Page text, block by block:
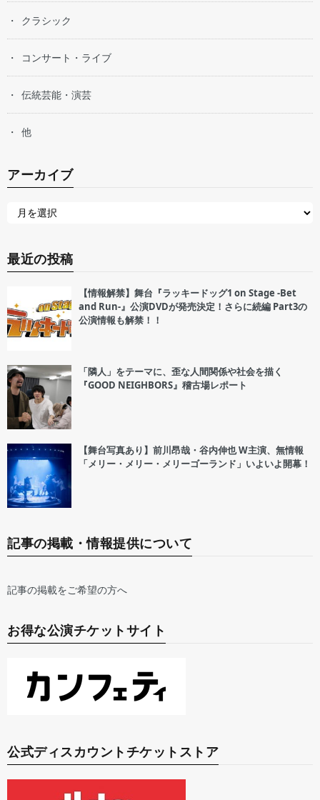
クラシック
コンサート・ライブ
伝統芸能・演芸
他
アーカイブ
最近の投稿
【情報解禁】舞台『ラッキードッグ1 on Stage -Bet
and Run-』公演DVDが発売決定！さらに続編 Part3の
公演情報も解禁！！
「隣人」をテーマに、歪な人間関係や社会を描く
『GOOD NEIGHBORS』稽古場レポート
【舞台写真あり】前川昂哉・谷内伸也 W主演、無情報
「メリー・メリー・メリーゴーランド」いよいよ開幕！
記事の掲載・情報提供について
記事の掲載をご希望の方へ
お得な公演チケットサイト
公式ディスカウントチケットストア